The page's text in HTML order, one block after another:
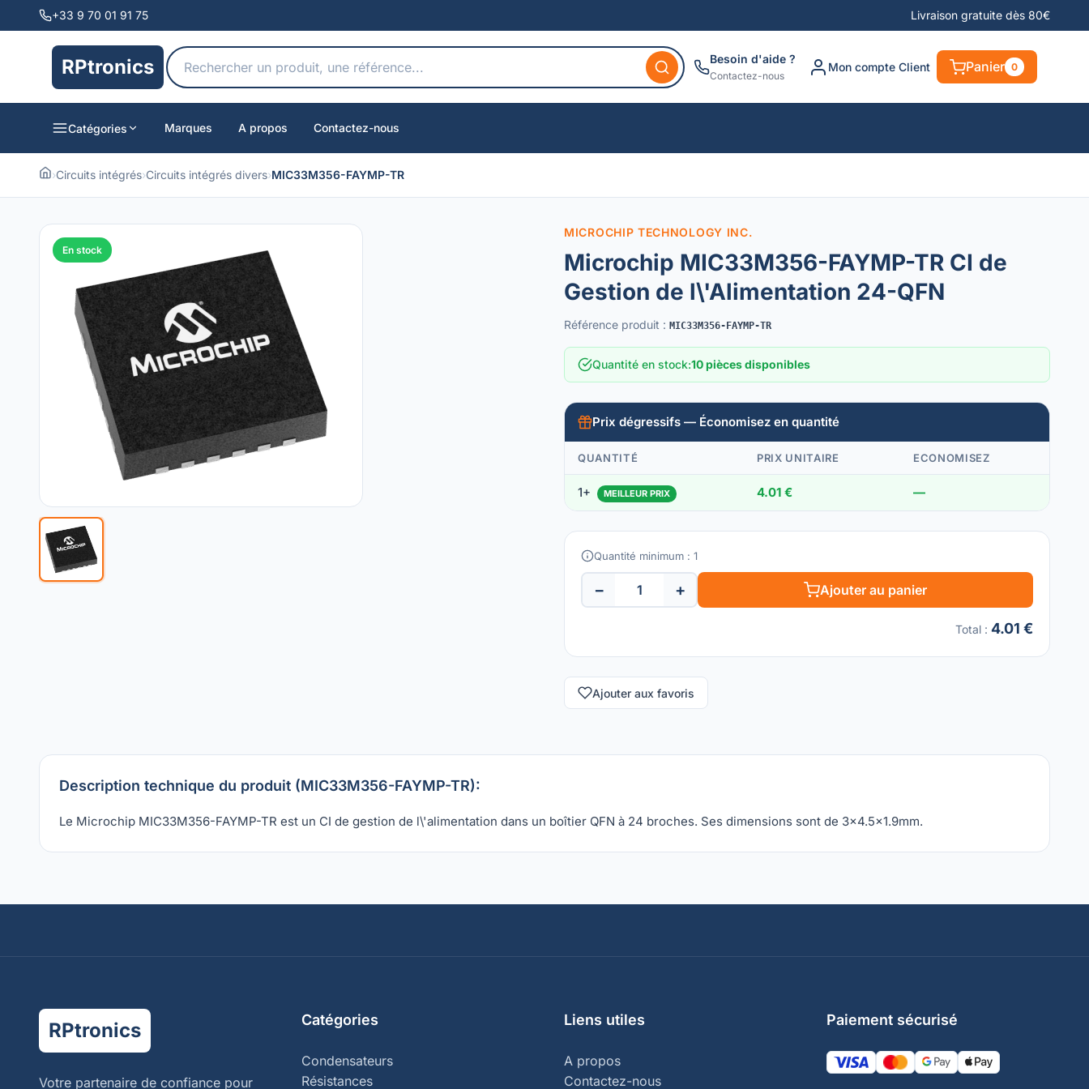
+33 9 70 01 91 75 Livraison gratuite dès 80€
RPtronics Besoin d'aide ?
Contactez-nous
Mon compte Client Panier 0
Catégories Marques A propos Contactez-nous
›Circuits intégrés›Circuits intégrés divers›MIC33M356-FAYMP-TR
En stock
MICROCHIP TECHNOLOGY INC.
Microchip MIC33M356-FAYMP-TR CI de
Gestion de l\'Alimentation 24-QFN
Référence produit : MIC33M356-FAYMP-TR
Quantité en stock:10 pièces disponibles
Prix dégressifs — Économisez en quantité
QUANTITÉ PRIX UNITAIRE ECONOMISEZ
1+ MEILLEUR PRIX 4.01 € —
Quantité minimum : 1
− + Ajouter au panier
Total : 4.01 €
Ajouter aux favoris
Description technique du produit (MIC33M356-FAYMP-TR):
Le Microchip MIC33M356-FAYMP-TR est un CI de gestion de l\'alimentation dans un boîtier QFN à 24 broches. Ses dimensions sont de 3x4.5x1.9mm.
RPtronics
Votre partenaire de confiance pour
Catégories
Condensateurs
Résistances
Liens utiles
A propos
Contactez-nous
Paiement sécurisé